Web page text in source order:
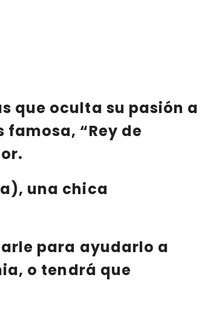
que oculta su pasión a
famosa, “Rey de
, una chica
para ayudarlo a
o tendrá que